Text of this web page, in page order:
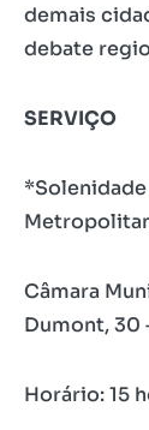
demais
debate
SERVIÇO
Câmara
Dumont, 30
Horário: 15